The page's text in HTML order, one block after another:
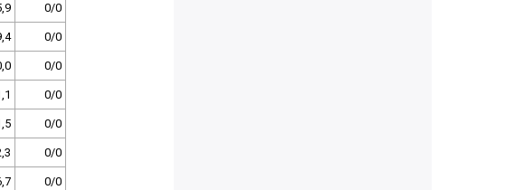
0/0
0/0
0/0
0/0
0/0
0/0
0/0